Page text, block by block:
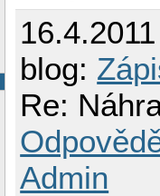
blog:
Re:
Admin